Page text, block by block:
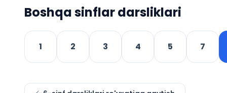
63-
64-
65-
VII bobni
Boshqa sinflar darsliklari
1 2 3 4 5 7